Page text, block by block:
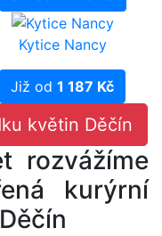
Kytice Nancy
Již od 1 187 Kč
květin Děčín
rozvážíme
kurýrní